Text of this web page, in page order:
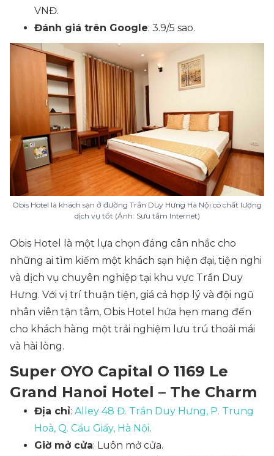
VNĐ.
Đánh giá trên Google: 3.9/5 sao.
Obis Hotel là khách sạn ở đường Trần Duy Hưng Hà Nội có chất lượng
dịch vụ tốt (Ảnh: Sưu tầm Internet)
Obis Hotel là một lựa chọn đáng cân nhắc cho
những ai tìm kiếm một khách sạn hiện đại, tiện nghi
và dịch vụ chuyên nghiệp tại khu vực Trần Duy
Hưng. Với vị trí thuận tiện, giá cả hợp lý và đội ngũ
nhân viên tận tâm, Obis Hotel hứa hẹn mang đến
cho khách hàng một trải nghiệm lưu trú thoải mái
và hài lòng.
Super OYO Capital O 1169 Le
Grand Hanoi Hotel – The Charm
Địa chỉ: Alley 48 Đ. Trần Duy Hưng, P. Trung
Hoà, Q. Cầu Giấy, Hà Nội.
Giờ mở cửa: Luôn mở cửa.